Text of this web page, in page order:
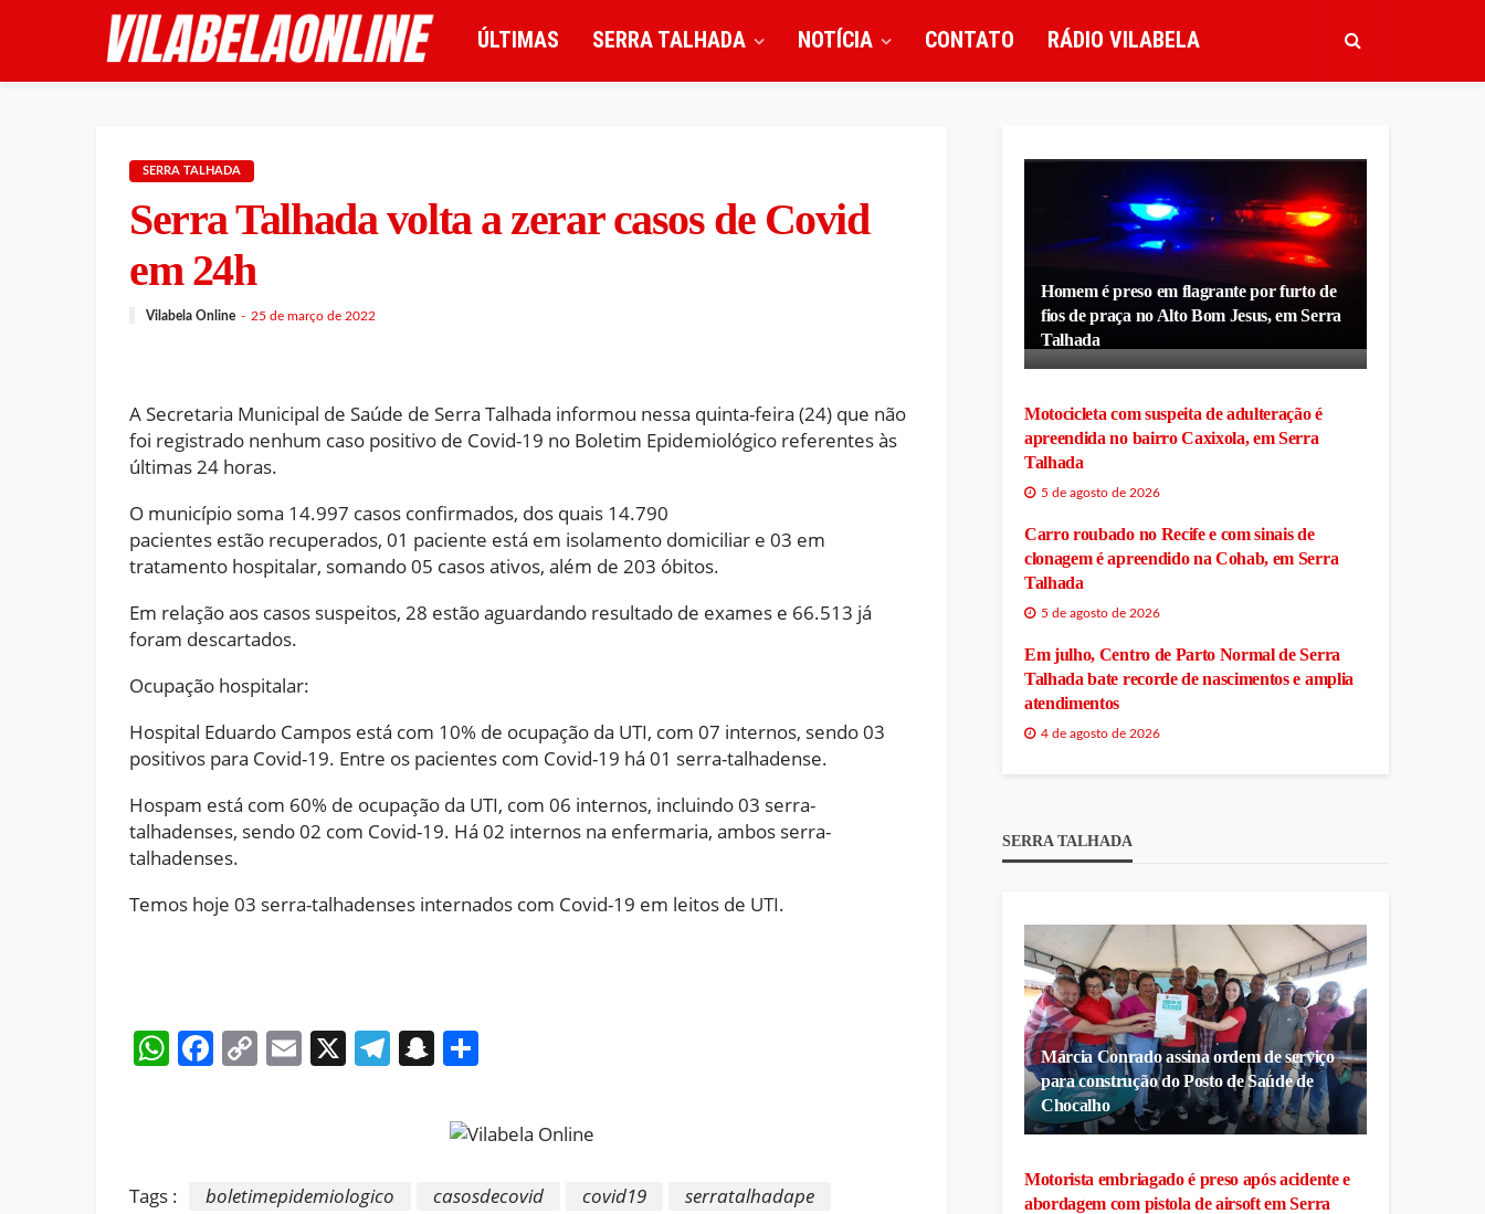
ÚLTIMAS SERRA TALHADA NOTÍCIA CONTATO RÁDIO VILABELA
SERRA TALHADA
Serra Talhada volta a zerar casos de Covid
em 24h
Vilabela Online 25 de março de 2022
A Secretaria Municipal de Saúde de Serra Talhada informou nessa quinta-feira (24) que não
foi registrado nenhum caso positivo de Covid-19 no Boletim Epidemiológico referentes às
últimas 24 horas.
O município soma 14.997 casos confirmados, dos quais 14.790
pacientes estão recuperados, 01 paciente está em isolamento domiciliar e 03 em
tratamento hospitalar, somando 05 casos ativos, além de 203 óbitos.
Em relação aos casos suspeitos, 28 estão aguardando resultado de exames e 66.513 já
foram descartados.
Ocupação hospitalar:
Hospital Eduardo Campos está com 10% de ocupação da UTI, com 07 internos, sendo 03
positivos para Covid-19. Entre os pacientes com Covid-19 há 01 serra-talhadense.
Hospam está com 60% de ocupação da UTI, com 06 internos, incluindo 03 serra-
talhadenses, sendo 02 com Covid-19. Há 02 internos na enfermaria, ambos serra-
talhadenses.
Temos hoje 03 serra-talhadenses internados com Covid-19 em leitos de UTI.
WhatsApp
Facebook
CopyEmail
X Telegram
Snapchat
Tags : boletimepidemiologico casosdecovid covid19 serratalhadape
Homem é preso em flagrante por furto de
fios de praça no Alto Bom Jesus, em Serra
Talhada
Motocicleta com suspeita de adulteração é
apreendida no bairro Caxixola, em Serra
Talhada
5 de agosto de 2026
Carro roubado no Recife e com sinais de
clonagem é apreendido na Cohab, em Serra
Talhada
5 de agosto de 2026
Em julho, Centro de Parto Normal de Serra
Talhada bate recorde de nascimentos e amplia
atendimentos
4 de agosto de 2026
SERRA TALHADA
Márcia Conrado assina ordem de serviço
para construção do Posto de Saúde de
Chocalho
Motorista embriagado é preso após acidente e
abordagem com pistola de airsoft em Serra